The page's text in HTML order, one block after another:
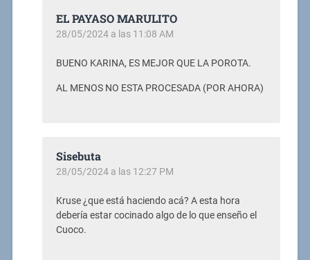
EL PAYASO MARULITO
28/05/2024 a las 11:08 AM
BUENO KARINA, ES MEJOR QUE LA POROTA.
AL MENOS NO ESTA PROCESADA (POR AHORA)
Sisebuta
28/05/2024 a las 12:27 PM
Kruse ¿que está haciendo acá? A esta hora
debería estar cocinado algo de lo que enseño el
Cuoco.